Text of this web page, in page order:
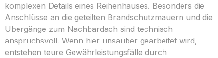
komplexen Details eines Reihenhauses. Besonders die
Anschlüsse an die geteilten Brandschutzmauern und die
Übergänge zum Nachbardach sind technisch
anspruchsvoll. Wenn hier unsauber gearbeitet wird,
entstehen teure Gewährleistungsfälle durch